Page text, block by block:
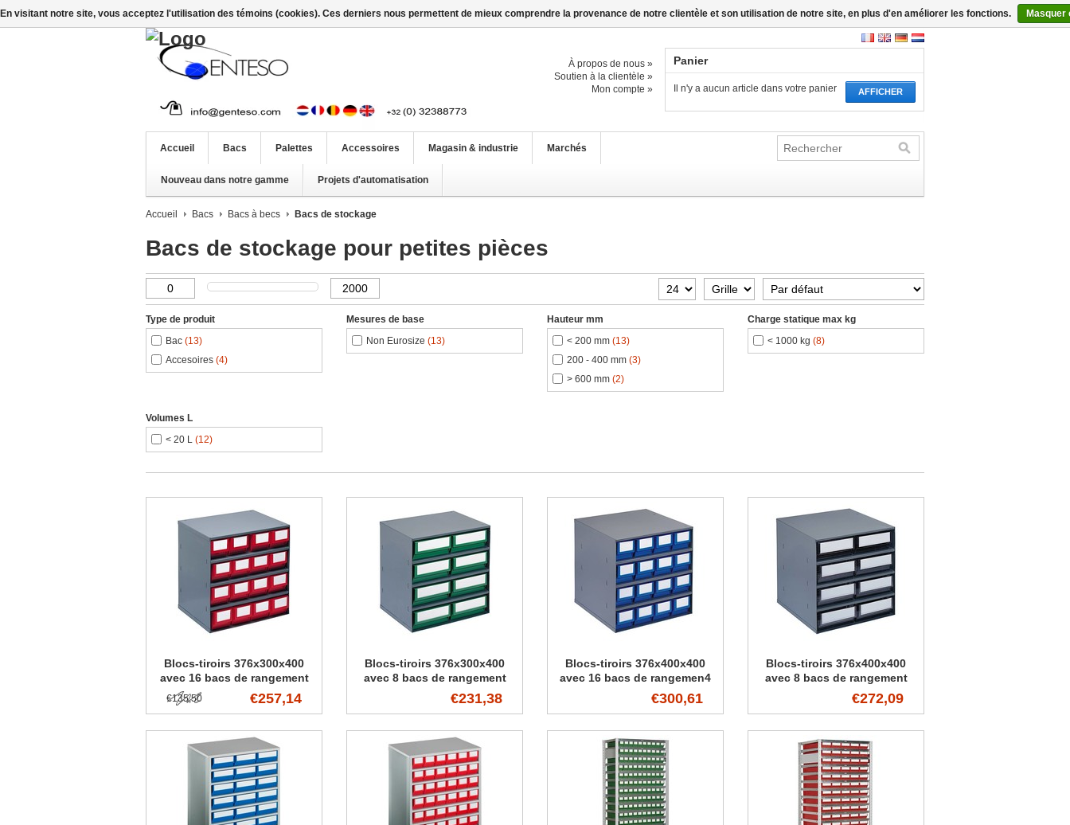
À propos de nous »
Soutien à la clientèle »
Mon compte »
Panier
AFFICHER
Il n'y a aucun article dans votre panier
Accueil Bacs Palettes Accessoires Magasin & industrie Marchés
Nouveau dans notre gamme Projets d'automatisation
Accueil Bacs Bacs à becs Bacs de stockage
Bacs de stockage pour petites pièces
Type de produit
Bac (13)
Accesoires (4)
Mesures de base
Non Eurosize (13)
Hauteur mm
< 200 mm (13)
200 - 400 mm (3)
> 600 mm (2)
Charge statique max kg
< 1000 kg (8)
Volumes L
< 20 L (12)
Blocs-tiroirs 376x300x400
avec 16 bacs de rangement
€257,14
€135,50
Blocs-tiroirs 376x300x400
avec 8 bacs de rangement
€231,38
Blocs-tiroirs 376x400x400
avec 16 bacs de rangemen4
€300,61
Blocs-tiroirs 376x400x400
avec 8 bacs de rangement
€272,09
En visitant notre site, vous acceptez l'utilisation des témoins (cookies). Ces derniers nous permettent de mieux comprendre la provenance de notre clientèle et son utilisation de notre site, en plus d'en améliorer les fonctions. Masquer